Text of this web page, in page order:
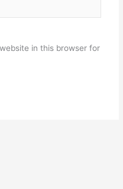
in this browser for